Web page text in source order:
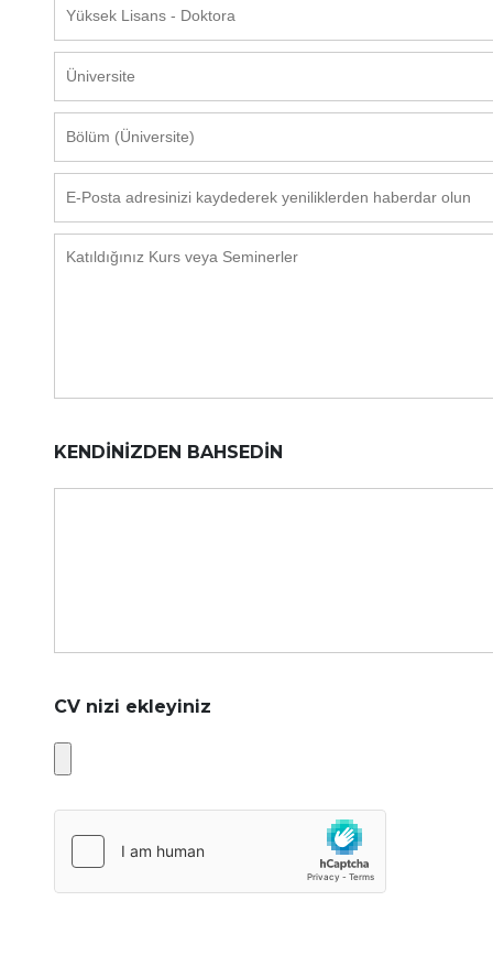
KENDİNİZDEN BAHSEDİN
CV nizi ekleyiniz